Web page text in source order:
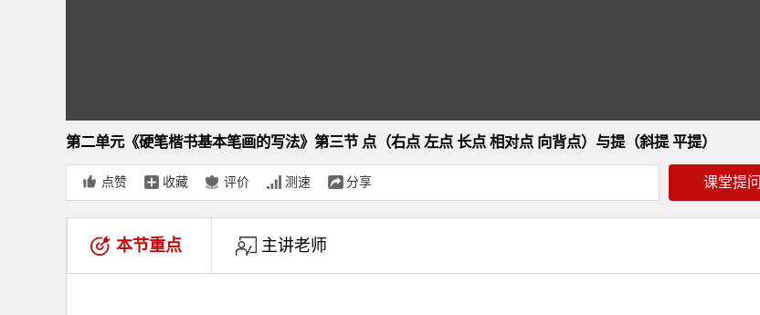
第二单元《硬笔楷书基本笔画的写法》第三节 点（右点 左点 长点 相对点 向背点）与提（斜提 平提）
点赞 收藏 评价 测速 分享 课堂提问
本节重点 主讲老师